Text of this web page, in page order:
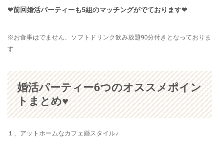
❤前回婚活パーティーも5組のマッチングがでております❤
※お食事はでません、ソフトドリンク飲み放題90分付きとなっておりま
す
婚活パーティー6つのオススメポイン
トまとめ♥
１、アットホームなカフェ婚スタイル♪